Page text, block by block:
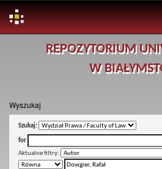
REPOZYTORIUM
W
Wyszukaj
Szukaj:
for
Aktualne filtry: